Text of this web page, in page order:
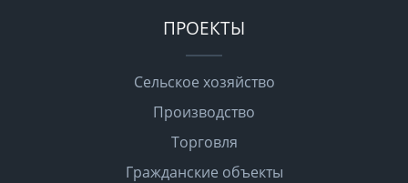
ПРОЕКТЫ
Сельское хозяйство
Производство
Торговля
Гражданские объекты